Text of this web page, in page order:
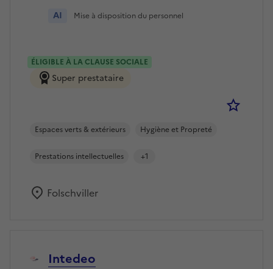
AI Mise à disposition du personnel
ÉLIGIBLE À LA CLAUSE SOCIALE
Super prestataire
Espaces verts & extérieurs Hygiène et Propreté
Prestations intellectuelles +1
Folschviller
Intedeo